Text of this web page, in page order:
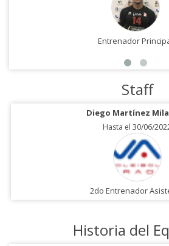
Entrenador
Staff
Diego Martínez
Hasta el 30/06/
2do Entrenador
Historia del